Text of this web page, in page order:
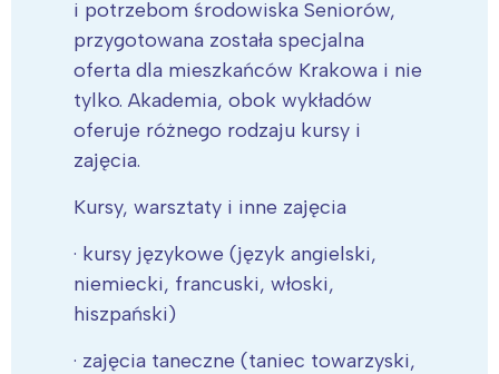
i potrzebom środowiska Seniorów,
przygotowana została specjalna
oferta dla mieszkańców Krakowa i nie
tylko. Akademia, obok wykładów
oferuje różnego rodzaju kursy i
zajęcia.
Kursy, warsztaty i inne zajęcia
· kursy językowe (język angielski,
niemiecki, francuski, włoski,
hiszpański)
· zajęcia taneczne (taniec towarzyski,